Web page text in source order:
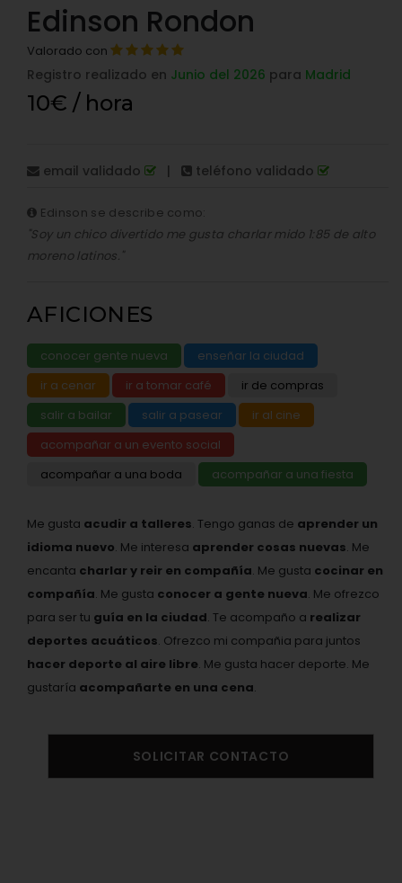
Edinson Rondon
Valorado con
Registro realizado en Junio del 2026 para Madrid
10€ / hora
email validado | teléfono validado
Edinson se describe como:
"Soy un chico divertido me gusta charlar mido 1:85 de alto
moreno latinos."
AFICIONES
conocer gente nueva
enseñar la ciudad
ir a cenar
ir a tomar café
ir de compras
salir a bailar
salir a pasear
ir al cine
acompañar a un evento social
acompañar a una boda
acompañar a una fiesta
Me gusta acudir a talleres. Tengo ganas de aprender un
idioma nuevo. Me interesa aprender cosas nuevas. Me
encanta charlar y reir en compañía. Me gusta cocinar en
compañía. Me gusta conocer a gente nueva. Me ofrezco
para ser tu guía en la ciudad. Te acompaño a realizar
deportes acuáticos. Ofrezco mi compañia para juntos
hacer deporte al aire libre. Me gusta hacer deporte. Me
gustaría acompañarte en una cena.
SOLICITAR CONTACTO